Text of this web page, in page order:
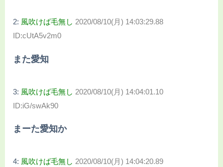
2: 風吹けば毛無し 2020/08/10(月) 14:03:29.88
ID:cUtA5v2m0
また愛知
3: 風吹けば毛無し 2020/08/10(月) 14:04:01.10
ID:iG/swAk90
まーた愛知か
4: 風吹けば毛無し 2020/08/10(月) 14:04:20.89